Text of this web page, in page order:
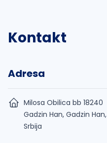
Kontakt
Adresa
Milosa Obilica bb 18240
Gadzin Han, Gadzin Han,
Srbija